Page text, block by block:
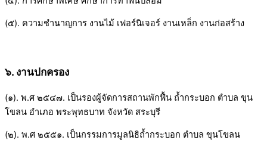
(๕). ความชำนาญการ งานไม้ เฟอร์นิเจอร์ งานเหล็ก งานก่อสร้าง
๖. งานปกครอง
(๑). พ.ศ ๒๕๔๗. เป็นรองผู้จัดการสถานพักฟื้น ถ้ำกระบอก ตำบล ขุน
โขลน อำเภอ พระพุทธบาท จังหวัด สระบุรี
(๒). พ.ศ ๒๕๕๑. เป็นกรรมการมูลนิธิถ้ำกระบอก ตำบล ขุนโขลน